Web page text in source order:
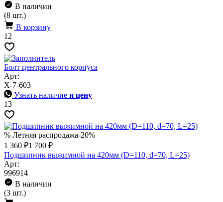
В наличии
(8 шт.)
В корзину
12
Болт центрального корпуса
Арт:
X-7-603
Узнать наличие и цену
13
% Летняя распродажа-20%
1 360 ₽1 700 ₽
Подшипник выжимной на 420мм (D=110, d=70, L=25)
Арт:
996914
В наличии
(3 шт.)